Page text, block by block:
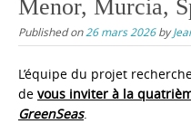
Menor, Murcia,
Published on26 mars 2026by
L’équipe du projet
de vous inviter à la
GreenSeas.